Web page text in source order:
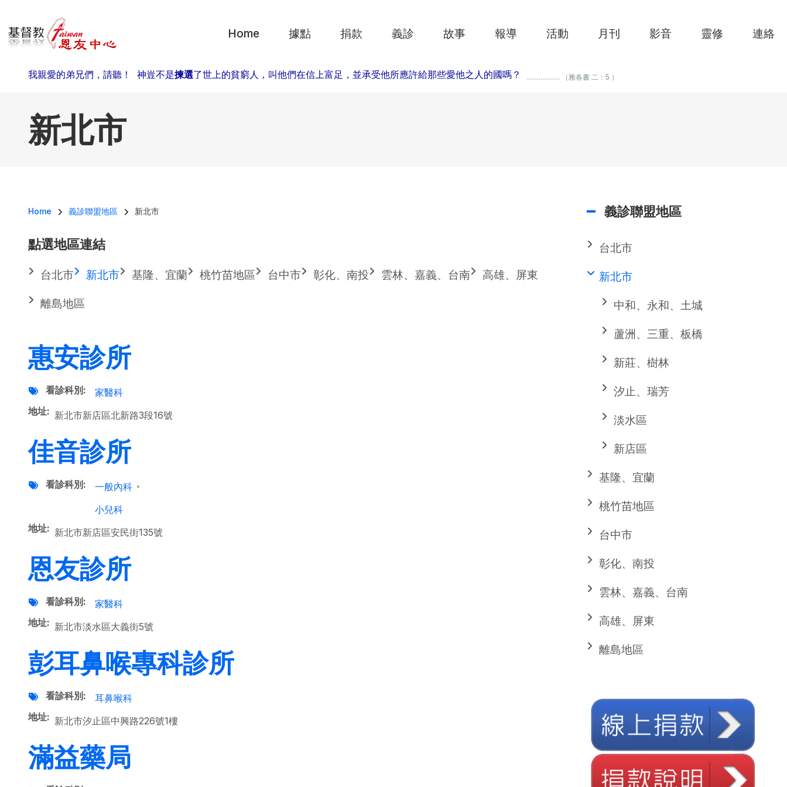
Home 據點 捐款 義診 故事 報導 活動 月刊 影音 靈修 連絡
我親愛的弟兄們，請聽！ 神豈不是揀選了世上的貧窮人，叫他們在信上富足，並承受他所應許給那些愛他之人的國嗎？ ................... （雅各書 二：5 ）
新北市
導航連結
Home 義診聯盟地區 新北市
點選地區連結
台北市 新北市 基隆、宜蘭 桃竹苗地區 台中市 彰化、南投 雲林、嘉義、台南 高雄、屏東
離島地區
惠安診所
看診科別
家醫科
地址
新北市新店區北新路3段16號
佳音診所
看診科別
一般內科
小兒科
地址
新北市新店區安民街135號
恩友診所
看診科別
家醫科
地址
新北市淡水區大義街5號
彭耳鼻喉專科診所
看診科別
耳鼻喉科
地址
新北市汐止區中興路226號1樓
滿益藥局
義診聯盟地區
台北市
新北市
中和、永和、土城
蘆洲、三重、板橋
新莊、樹林
汐止、瑞芳
淡水區
新店區
基隆、宜蘭
桃竹苗地區
台中市
彰化、南投
雲林、嘉義、台南
高雄、屏東
離島地區